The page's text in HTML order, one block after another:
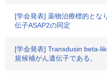
[学会発表] 薬物治療標的とな
伝子ASAP2の同定
[学会発表] Transdusin beta-
規候補がん遺伝子である。